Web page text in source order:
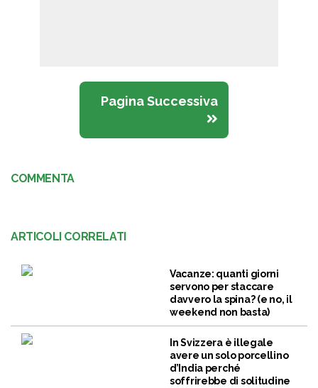
Pagina Successiva
COMMENTA
ARTICOLI CORRELATI
Vacanze: quanti giorni
servono per staccare
davvero la spina? (e no, il
weekend non basta)
In Svizzera è illegale
avere un solo porcellino
d’India perché
soffrirebbe di solitudine